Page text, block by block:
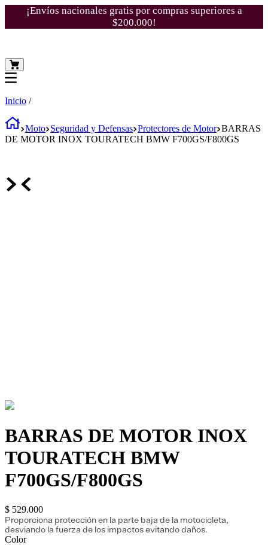
¡Envíos nacionales gratis por compras superiores a
$200.000!
Inicio /
Moto Seguridad y Defensas Protectores de Motor BARRAS
DE MOTOR INOX TOURATECH BMW F700GS/F800GS
BARRAS DE MOTOR INOX
TOURATECH BMW
F700GS/F800GS
$ 529.000
Proporciona protección en la parte baja de la motocicleta,
desviando la fuerza de los impactos evitando daños.
Color